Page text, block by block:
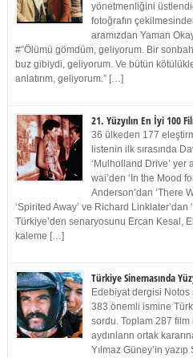
yönetmenliğini
fotoğrafın
aramızdan Yaman
#”Ölümü gömdüm, geliyorum. Bir
buz gibiydi, geliyorum. Ve bütün
anlatırım, geliyorum.” […]
21. Yüzyılın En İyi 100
36 ülkeden 177
listenin ilk sırasında
‘Mulholland Drive’ yer
wai’den ‘In the Mood
Anderson’dan ‘There
‘Spirited Away’ ve Richard Linklater’dan
Türkiye’den senaryosunu Ercan Kesal,
kaleme […]
Türkiye Sinemasında
Edebiyat dergisi
383 önemli ismine
sordu. Toplam 287 film
aydınların ortak
Yılmaz Güney’in